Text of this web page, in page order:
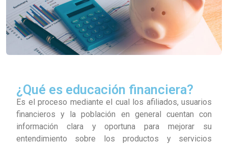
¿Qué es educación financiera?
Es el proceso mediante el cual los afiliados, usuarios
financieros y la población en general cuentan con
información clara y oportuna para mejorar su
entendimiento sobre los productos y servicios